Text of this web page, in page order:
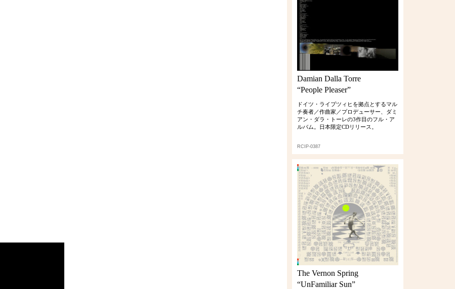
Damian Dalla Torre
“People Pleaser”
ドイツ・ライプツィヒを拠点とするマル
チ奏者／作曲家／プロデューサー、ダミ
アン・ダラ・トーレの3作目のフル・ア
ルバム。日本限定CDリリース。
RCIP-0387
The Vernon Spring
“UnFamiliar Sun”